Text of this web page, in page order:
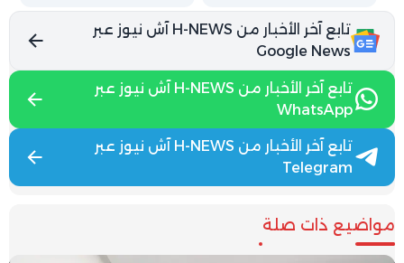
تابع آخر الأخبار من H-NEWS آش نيوز عبر
Google News
تابع آخر الأخبار من H-NEWS آش نيوز عبر
WhatsApp
تابع آخر الأخبار من H-NEWS آش نيوز عبر
Telegram
مواضيع ذات صلة